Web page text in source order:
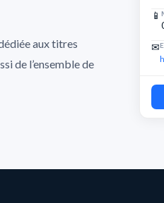
aux titres
de l’ensemble de
📱
✉